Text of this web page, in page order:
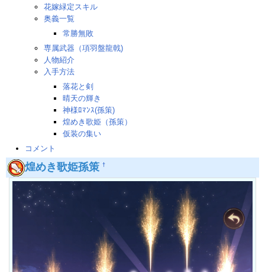
花嫁緑定スキル
奥義一覧
常勝無敗
専属武器（項羽盤龍戟)
人物紹介
入手方法
落花と剣
晴天の輝き
神様ﾛﾏﾝｽ(孫策)
煌めき歌姫（孫策）
仮装の集い
コメント
煌めき歌姫孫策 †